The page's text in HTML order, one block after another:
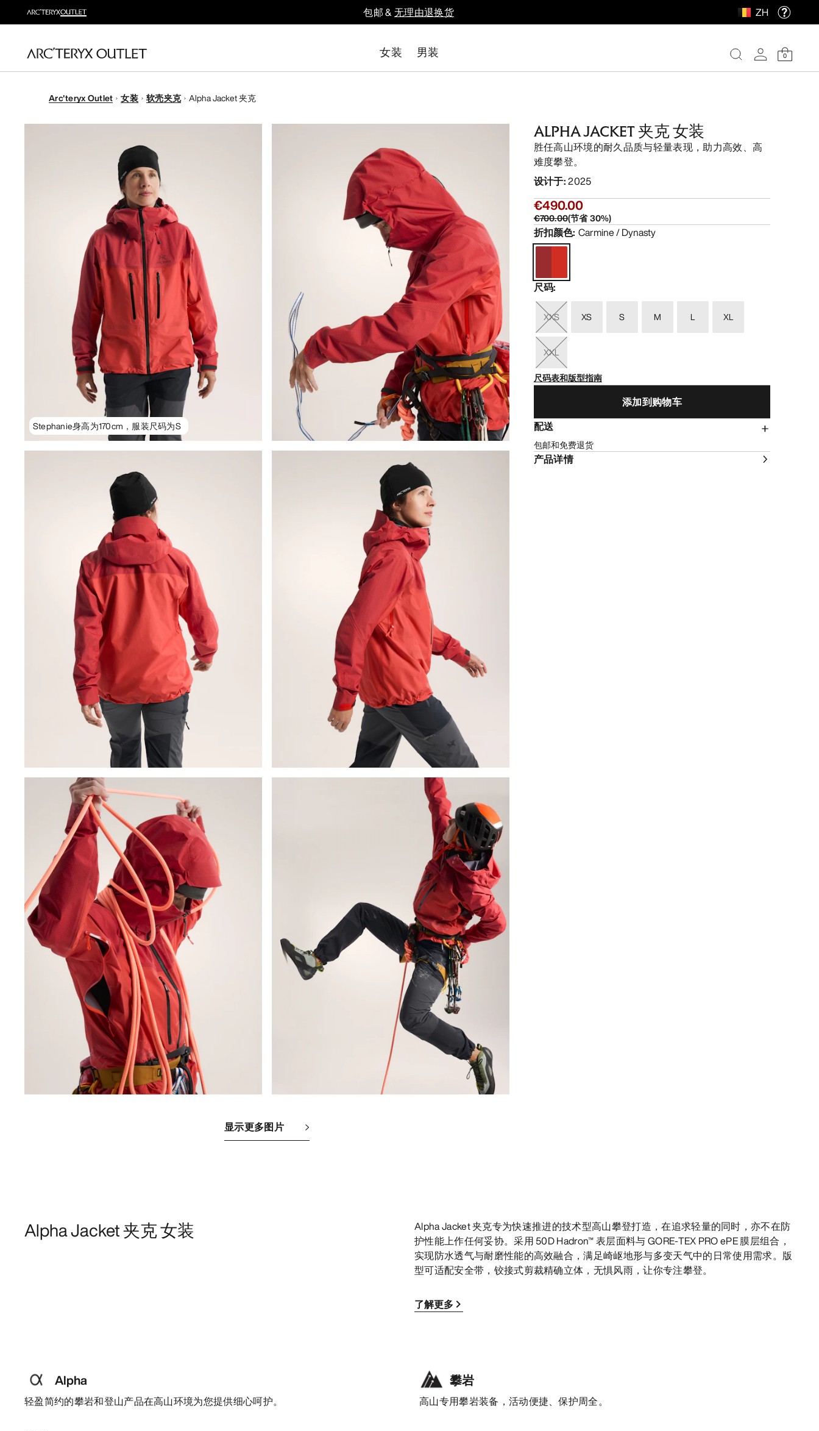
包邮 &无理由退换货 ZH
女装 男装 0
Arc'teryx Outlet 女装 软壳夹克 Alpha Jacket 夹克
Stephanie身高为170cm，服装尺码为S
显示更多图片
ALPHA JACKET 夹克 女装
胜任高山环境的耐久品质与轻量表现，助力高效、高
难度攀登。
设计于:2025
€490.00
€700.00(节省30%)
折扣颜色: Carmine / Dynasty
尺码:
XXS XS S M L XL
XXL
尺码表和版型指南
添加到购物车
配送
包邮和免费退货
产品详情
Alpha Jacket 夹克 女装
Alpha Jacket 夹克专为快速推进的技术型高山攀登打造，在追求轻量的同时，亦不在防
护性能上作任何妥协。采用 50D Hadron™ 表层面料与 GORE-TEX PRO ePE 膜层组合，
实现防水透气与耐磨性能的高效融合，满足崎岖地形与多变天气中的日常使用需求。版
型可适配安全带，铰接式剪裁精确立体，无惧风雨，让你专注攀登。
了解更多
Alpha
轻盈简约的攀岩和登山产品在高山环境为您提供细心呵护。
攀岩
高山专用攀岩装备，活动便捷、保护周全。